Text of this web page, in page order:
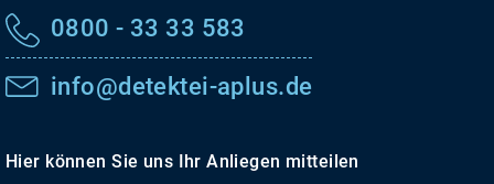
0800 - 33 33 583
info@detektei-aplus.de
Hier können Sie uns Ihr Anliegen mitteilen